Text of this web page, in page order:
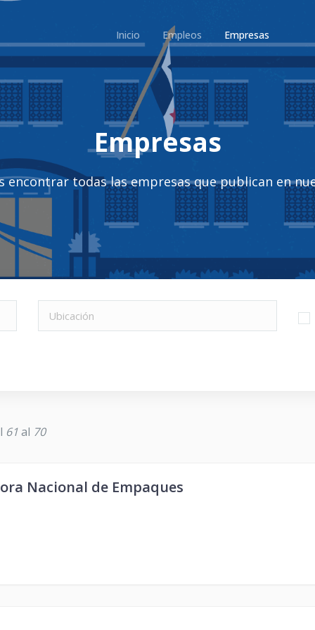
Inicio Empleos Empresas
Empresas
encontrar todas las empresas que publican en
61al 70
Nacional de Empaques